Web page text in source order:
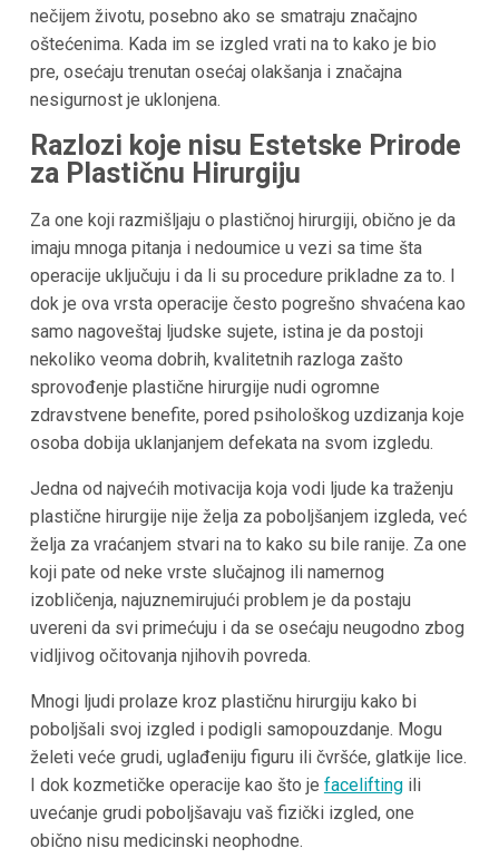
nečijem životu, posebno ako se smatraju značajno
oštećenima. Kada im se izgled vrati na to kako je bio
pre, osećaju trenutan osećaj olakšanja i značajna
nesigurnost je uklonjena.
Razlozi koje nisu Estetske Prirode
za Plastičnu Hirurgiju
Za one koji razmišljaju o plastičnoj hirurgiji, obično je da
imaju mnoga pitanja i nedoumice u vezi sa time šta
operacije uključuju i da li su procedure prikladne za to. I
dok je ova vrsta operacije često pogrešno shvaćena kao
samo nagoveštaj ljudske sujete, istina je da postoji
nekoliko veoma dobrih, kvalitetnih razloga zašto
sprovođenje plastične hirurgije nudi ogromne
zdravstvene benefite, pored psihološkog uzdizanja koje
osoba dobija uklanjanjem defekata na svom izgledu.
Jedna od najvećih motivacija koja vodi ljude ka traženju
plastične hirurgije nije želja za poboljšanjem izgleda, već
želja za vraćanjem stvari na to kako su bile ranije. Za one
koji pate od neke vrste slučajnog ili namernog
izobličenja, najuznemirujući problem je da postaju
uvereni da svi primećuju i da se osećaju neugodno zbog
vidljivog očitovanja njihovih povreda.
Mnogi ljudi prolaze kroz plastičnu hirurgiju kako bi
poboljšali svoj izgled i podigli samopouzdanje. Mogu
želeti veće grudi, uglađeniju figuru ili čvršće, glatkije lice.
I dok kozmetičke operacije kao što je faceliftingili
uvećanje grudi poboljšavaju vaš fizički izgled, one
obično nisu medicinski neophodne.